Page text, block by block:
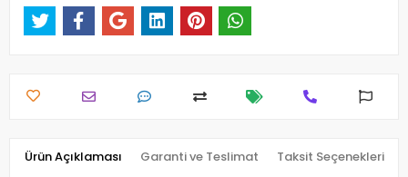
Ürün Açıklaması Garanti ve Teslimat Taksit Seçenekleri